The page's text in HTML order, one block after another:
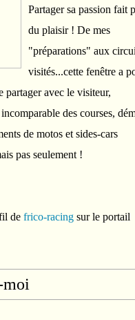
Partager sa passion fait
du plaisir ! De mes
"préparations" aux
visités...cette fenêtre a
partager avec le visiteur,
des courses,
de motos et sides-cars
pas seulement !
de frico-racing sur le portail
moi